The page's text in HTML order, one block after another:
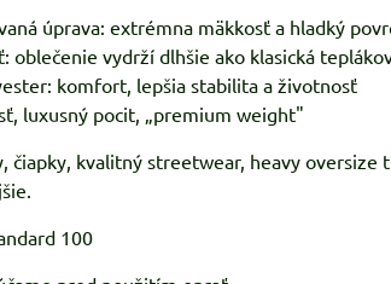
úprava: extrémna mäkkosť a hladký
oblečenie vydrží dlhšie ako klasická
komfort, lepšia stabilita a životnosť
luxusný pocit, „premium weight"
čiapky, kvalitný streetwear, heavy
100